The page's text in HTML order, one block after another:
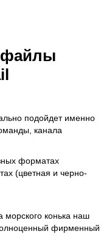
файлы
подойдет именно
канала
форматах
(цветная и черно-
морского конька наш
фирменный